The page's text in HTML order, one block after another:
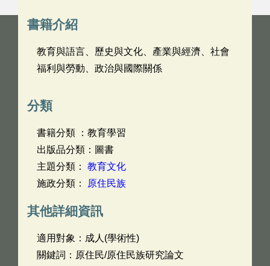
書籍介紹
教育與語言、歷史與文化、產業與經濟、社會
福利與勞動、政治與國際關係
分類
書籍分類 ：教育學習
出版品分類：圖書
主題分類： 教育文化
施政分類：
原住民族
其他詳細資訊
適用對象：成人(學術性)
關鍵詞：原住民/原住民族研究論文